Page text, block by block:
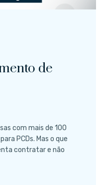
de
com mais de 100
PCDs. Mas o que
contratar e não